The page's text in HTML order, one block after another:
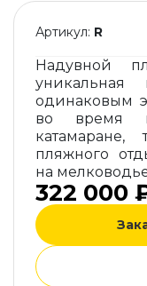
Артикул: R
Надувной
одинаковым
во время
пляжного
на
322 000